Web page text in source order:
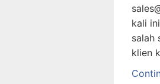
kali
salah
klien